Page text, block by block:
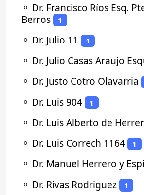
⚬ Dr. Francisco Ríos Esq.
Berros
1
⚬ Dr. Julio 11 1
⚬ Dr. Julio Casas Araujo
⚬ Dr. Justo Cotro Olavarria
⚬ Dr. Luis 904 1
⚬ Dr. Luis Alberto de
⚬ Dr. Luis Correch 1164 1
⚬ Dr. Manuel Herrero y
⚬ Dr. Rivas Rodriguez 1